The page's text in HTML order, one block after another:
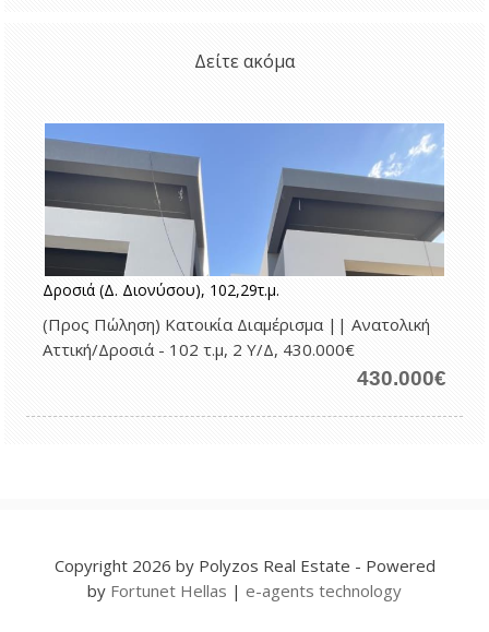
Δείτε ακόμα
Δροσιά (Δ. Διονύσου), 102,29τ.μ.
(Προς Πώληση) Κατοικία Διαμέρισμα || Ανατολική
Αττική/Δροσιά - 102 τ.μ, 2 Υ/Δ, 430.000€
430.000€
Copyright 2026 by Polyzos Real Estate - Powered
by Fortunet Hellas | e-agents technology